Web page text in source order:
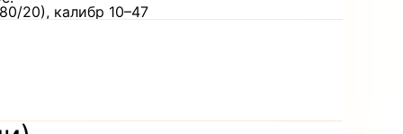
20), калибр 10–47